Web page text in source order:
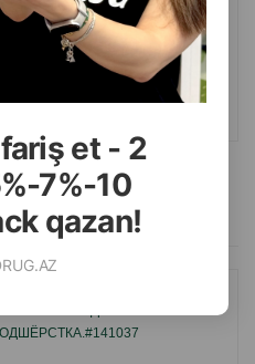
et - 2
7%-10
qazan!
8.50